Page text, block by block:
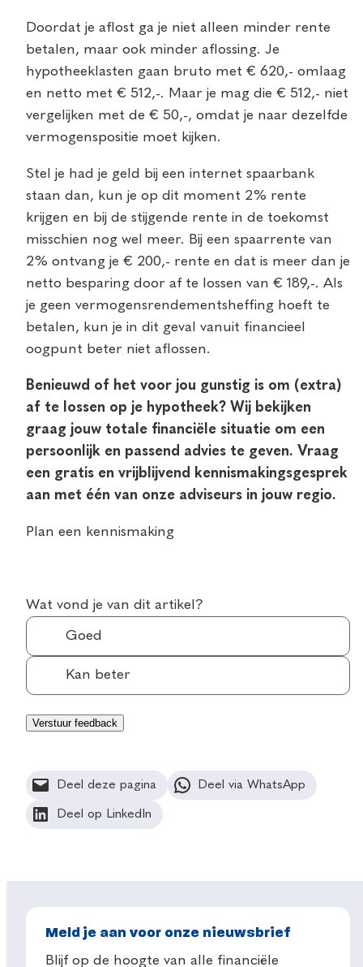
Doordat je aflost ga je niet alleen minder rente
betalen, maar ook minder aflossing. Je
hypotheeklasten gaan bruto met € 620,- omlaag
en netto met € 512,-. Maar je mag die € 512,- niet
vergelijken met de € 50,-, omdat je naar dezelfde
vermogenspositie moet kijken.
Stel je had je geld bij een internet spaarbank
staan dan, kun je op dit moment 2% rente
krijgen en bij de stijgende rente in de toekomst
misschien nog wel meer. Bij een spaarrente van
2% ontvang je € 200,- rente en dat is meer dan je
netto besparing door af te lossen van € 189,-. Als
je geen vermogensrendementsheffing hoeft te
betalen, kun je in dit geval vanuit financieel
oogpunt beter niet aflossen.
Benieuwd of het voor jou gunstig is om (extra)
af te lossen op je hypotheek? Wij bekijken
graag jouw totale financiële situatie om een
persoonlijk en passend advies te geven. Vraag
een gratis en vrijblijvend kennismakingsgesprek
aan met één van onze adviseurs in jouw regio.
Plan een kennismaking
Wat vond je van dit artikel?
Goed
Kan beter
Deel deze pagina Deel via WhatsApp
Deel op LinkedIn
Meld je aan voor onze nieuwsbrief
Blijf op de hoogte van alle financiële